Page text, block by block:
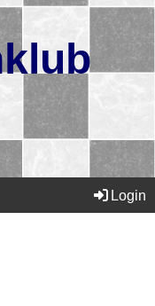
Login